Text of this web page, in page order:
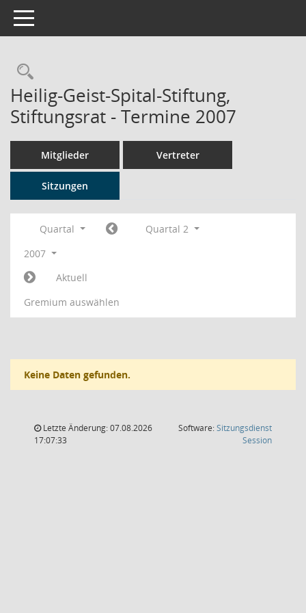
Toggle navigation
Rechercheauswahl
Heilig-Geist-Spital-Stiftung,
Stiftungsrat - Termine 2007
Mitglieder Vertreter
Sitzungen
Quartal
Quartal 2
2007
Aktuell
Gremium auswählen
Keine Daten gefunden.
Letzte Änderung: 07.08.2026
17:07:33
Software:Sitzungsdienst
Session(Wird in